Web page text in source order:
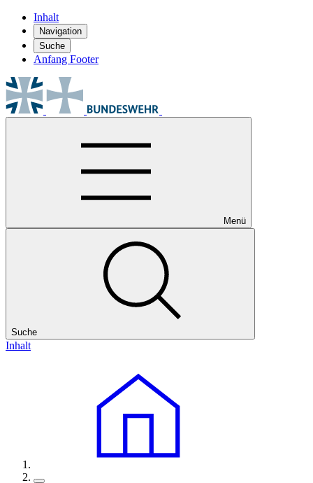
Inhalt
Navigation
Suche
Anfang Footer
Menü
Suche
Inhalt